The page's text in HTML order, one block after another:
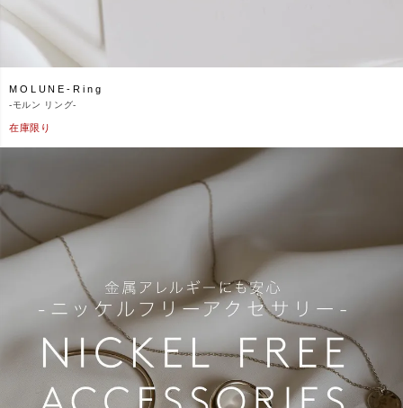
MOLUNE-Ring
-モルン リング-
在庫限り